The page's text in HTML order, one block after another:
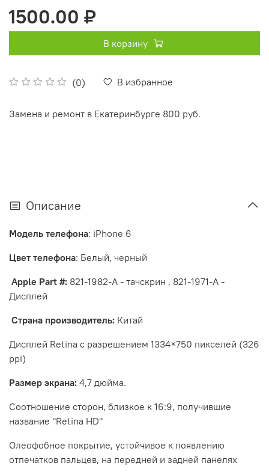
(0) В избранное
1500.00 ₽
В корзину
Замена и ремонт в Екатеринбурге 800 руб.
Описание
Модель телефона: iPhone 6
Цвет телефона: Белый, черный
Apple Part #: 821-1982-A - тачскрин , 821-1971-A -
Дисплей
Страна производитель: Китай
Дисплей Retina с разрешением 1334×750 пикселей (326
ppi)
Размер экрана: 4,7 дюйма.
Соотношение сторон, близкое к 16:9, получившие
название "Retina HD"
Олеофобное покрытие, устойчивое к появлению
отпечатков пальцев, на передней и задней панелях